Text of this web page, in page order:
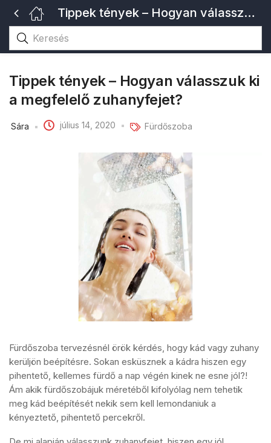
Tippek tények – Hogyan válasszuk ki a megfelelő zuhanyfejet?
Tippek tények – Hogyan válasszuk ki
a megfelelő zuhanyfejet?
Sára július 14, 2020 Fürdőszoba
Fürdőszoba tervezésnél örök kérdés, hogy kád vagy zuhany
kerüljön beépítésre. Sokan esküsznek a kádra hiszen egy
pihentető, kellemes fürdő a nap végén kinek ne esne jól?!
Ám akik fürdőszobájuk méretéből kifolyólag nem tehetik
meg kád beépítését nekik sem kell lemondaniuk a
kényeztető, pihentető percekről.